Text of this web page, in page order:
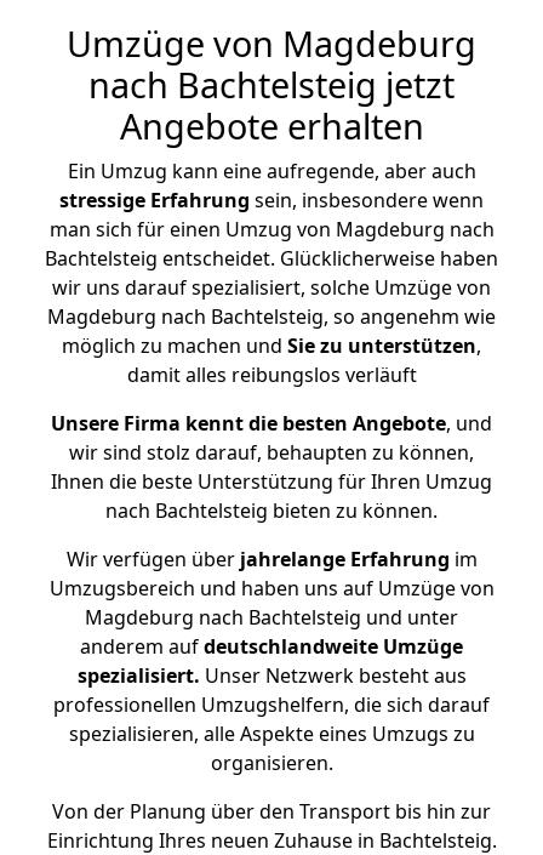
Umzüge von Magdeburg
nach Bachtelsteig jetzt
Angebote erhalten
Ein Umzug kann eine aufregende, aber auch
stressige Erfahrung sein, insbesondere wenn
man sich für einen Umzug von Magdeburg nach
Bachtelsteig entscheidet. Glücklicherweise haben
wir uns darauf spezialisiert, solche Umzüge von
Magdeburg nach Bachtelsteig, so angenehm wie
möglich zu machen und Sie zu unterstützen,
damit alles reibungslos verläuft
Unsere Firma kennt die besten Angebote, und
wir sind stolz darauf, behaupten zu können,
Ihnen die beste Unterstützung für Ihren Umzug
nach Bachtelsteig bieten zu können.
Wir verfügen überjahrelange Erfahrung im
Umzugsbereich und haben uns auf Umzüge von
Magdeburg nach Bachtelsteig und unter
anderem aufdeutschlandweite Umzüge
spezialisiert. Unser Netzwerk besteht aus
professionellen Umzugshelfern, die sich darauf
spezialisieren, alle Aspekte eines Umzugs zu
organisieren.
Von der Planung über den Transport bis hin zur
Einrichtung Ihres neuen Zuhause in Bachtelsteig.